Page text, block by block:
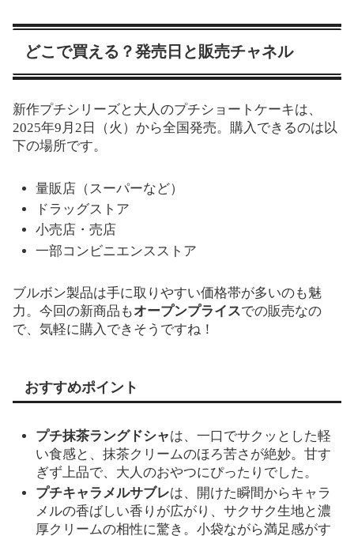
どこで買える？発売日と販売チャネル
新作プチシリーズと大人のプチショートケーキは、
2025年9月2日（火）から全国発売。購入できるのは以
下の場所です。
量販店（スーパーなど）
ドラッグストア
小売店・売店
一部コンビニエンスストア
ブルボン製品は手に取りやすい価格帯が多いのも魅
力。今回の新商品もオープンプライスでの販売なの
で、気軽に購入できそうですね！
おすすめポイント
プチ抹茶ラングドシャは、一口でサクッとした軽
い食感と、抹茶クリームのほろ苦さが絶妙。甘す
ぎず上品で、大人のおやつにぴったりでした。
プチキャラメルサブレは、開けた瞬間からキャラ
メルの香ばしい香りが広がり、サクサク生地と濃
厚クリームの相性に驚き。小袋ながら満足感がす